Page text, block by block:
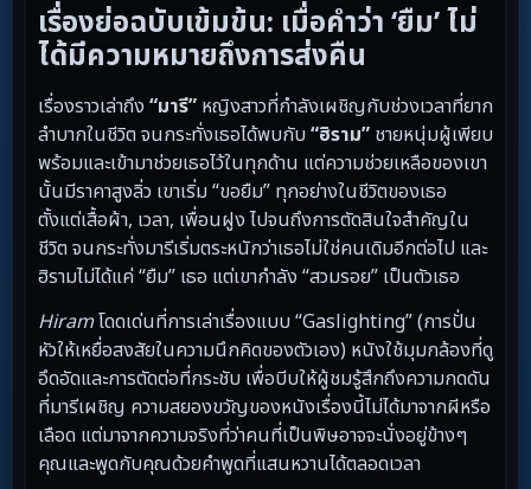
เรื่องย่อฉบับเข้มข้น: เมื่อคำว่า ‘ยืม’ ไม่
ได้มีความหมายถึงการส่งคืน
เรื่องราวเล่าถึง “มารี” หญิงสาวที่กำลังเผชิญกับช่วงเวลาที่ยาก
ลำบากในชีวิต จนกระทั่งเธอได้พบกับ “ฮิราม” ชายหนุ่มผู้เพียบ
พร้อมและเข้ามาช่วยเธอไว้ในทุกด้าน แต่ความช่วยเหลือของเขา
นั้นมีราคาสูงลิ่ว เขาเริ่ม “ขอยืม” ทุกอย่างในชีวิตของเธอ
ตั้งแต่เสื้อผ้า, เวลา, เพื่อนฝูง ไปจนถึงการตัดสินใจสำคัญใน
ชีวิต จนกระทั่งมารีเริ่มตระหนักว่าเธอไม่ใช่คนเดิมอีกต่อไป และ
ฮิรามไม่ได้แค่ “ยืม” เธอ แต่เขากำลัง “สวมรอย” เป็นตัวเธอ
Hiramโดดเด่นที่การเล่าเรื่องแบบ “Gaslighting” (การปั่น
หัวให้เหยื่อสงสัยในความนึกคิดของตัวเอง) หนังใช้มุมกล้องที่ดู
อึดอัดและการตัดต่อที่กระชับ เพื่อบีบให้ผู้ชมรู้สึกถึงความกดดัน
ที่มารีเผชิญ ความสยองขวัญของหนังเรื่องนี้ไม่ได้มาจากผีหรือ
เลือด แต่มาจากความจริงที่ว่าคนที่เป็นพิษอาจจะนั่งอยู่ข้างๆ
คุณและพูดกับคุณด้วยคำพูดที่แสนหวานได้ตลอดเวลา